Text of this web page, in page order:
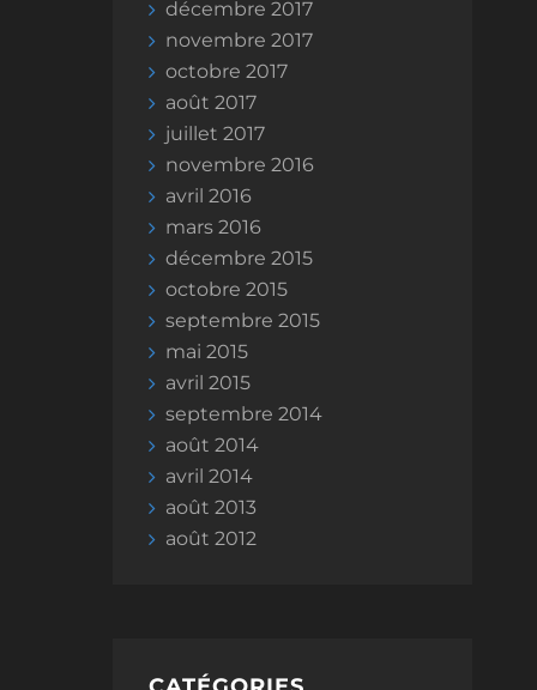
décembre 2017
novembre 2017
octobre 2017
août 2017
juillet 2017
novembre 2016
avril 2016
mars 2016
décembre 2015
octobre 2015
septembre 2015
mai 2015
avril 2015
septembre 2014
août 2014
avril 2014
août 2013
août 2012